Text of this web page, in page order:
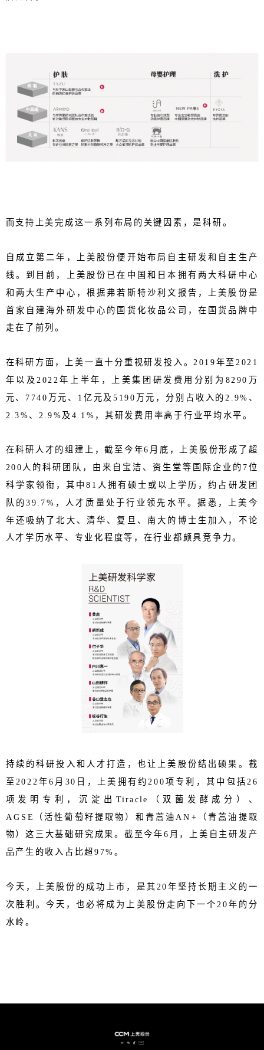
而支持上美完成这一系列布局的关键因素，是科研。
自成立第二年，上美股份便开始布局自主研发和自主生产
线。到目前，上美股份已在中国和日本拥有两大科研中心
和两大生产中心，根据弗若斯特沙利文报告，上美股份是
首家自建海外研发中心的国货化妆品公司，在国货品牌中
走在了前列。
在科研方面，上美一直十分重视研发投入。2019年至2021
年以及2022年上半年，上美集团研发费用分别为8290万
元、7740万元、1亿元及5190万元，分别占收入的2.9%、
2.3%、2.9%及4.1%，其研发费用率高于行业平均水平。
在科研人才的组建上，截至今年6月底，上美股份形成了超
200人的科研团队，由来自宝洁、资生堂等国际企业的7位
科学家领衔，其中81人拥有硕士或以上学历，约占研发团
队的39.7%，人才质量处于行业领先水平。据悉，上美今
年还吸纳了北大、清华、复旦、南大的博士生加入，不论
人才学历水平、专业化程度等，在行业都颇具竞争力。
持续的科研投入和人才打造，也让上美股份结出硕果。截
至2022年6月30日，上美拥有约200项专利，其中包括26
项发明专利，沉淀出Tiracle（双菌发酵成分）、
AGSE（活性葡萄籽提取物）和青蒿油AN+（青蒿油提取
物）这三大基础研究成果。截至今年6月，上美自主研发产
品产生的收入占比超97%。
今天，上美股份的成功上市，是其20年坚持长期主义的一
次胜利。今天，也必将成为上美股份走向下一个20年的分
水岭。